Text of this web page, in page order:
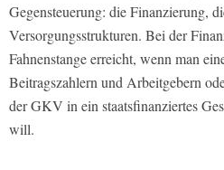
Gegensteuerung: die Finanzierung,
Versorgungsstrukturen. Bei der
Fahnenstange erreicht, wenn man
Beitragszahlern und Arbeitgebern
der GKV in ein staatsfinanziertes
will.